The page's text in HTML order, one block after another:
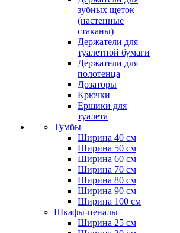
зубных щеток
(настенные
стаканы)
Держатели для
туалетной бумаги
Держатели для
полотенца
Дозаторы
Крючки
Ершики для
туалета
Тумбы
Ширина 40 см
Ширина 50 см
Ширина 60 см
Ширина 70 см
Ширина 80 см
Ширина 90 см
Ширина 100 см
Шкафы-пеналы
Ширина 25 см